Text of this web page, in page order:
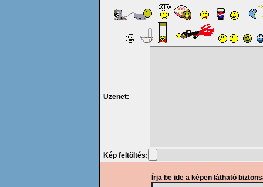
Üzenet:
Kép feltöltés:
Írja be ide a képen látható